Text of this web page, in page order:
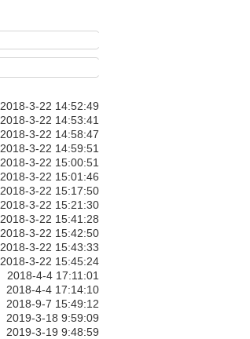
2018-3-22 14:52:49
2018-3-22 14:53:41
2018-3-22 14:58:47
2018-3-22 14:59:51
2018-3-22 15:00:51
2018-3-22 15:01:46
2018-3-22 15:17:50
2018-3-22 15:21:30
2018-3-22 15:41:28
2018-3-22 15:42:50
2018-3-22 15:43:33
2018-3-22 15:45:24
2018-4-4 17:11:01
2018-4-4 17:14:10
2018-9-7 15:49:12
2019-3-18 9:59:09
2019-3-19 9:48:59